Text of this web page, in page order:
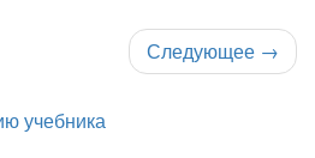
Следующее →
учебника